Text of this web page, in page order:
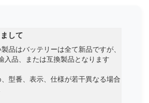
して
品はバッテリーは全て新品ですが、
入品、または互換製品となります
型番、表示、仕様が若干異なる場合